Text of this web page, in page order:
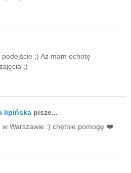
;) Aż mam ochotę
;)
lipińska pisze...
w Warszawie :) chętnie pomogę ❤️